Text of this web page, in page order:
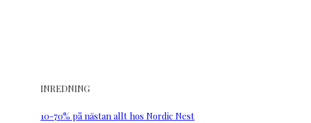
INREDNING
10-70% på nästan allt hos Nordic Nest